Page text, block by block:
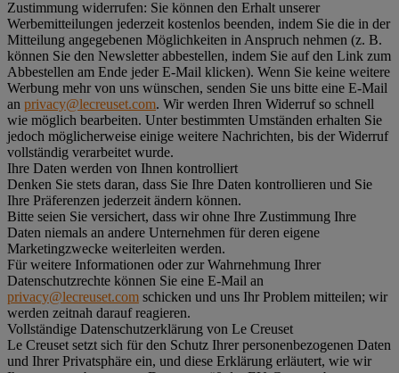
Zustimmung widerrufen: Sie können den Erhalt unserer
Werbemitteilungen jederzeit kostenlos beenden, indem Sie die in der
Mitteilung angegebenen Möglichkeiten in Anspruch nehmen (z. B.
können Sie den Newsletter abbestellen, indem Sie auf den Link zum
Abbestellen am Ende jeder E-Mail klicken). Wenn Sie keine weitere
Werbung mehr von uns wünschen, senden Sie uns bitte eine E-Mail
an privacy@lecreuset.com. Wir werden Ihren Widerruf so schnell
wie möglich bearbeiten. Unter bestimmten Umständen erhalten Sie
jedoch möglicherweise einige weitere Nachrichten, bis der Widerruf
vollständig verarbeitet wurde.
Ihre Daten werden von Ihnen kontrolliert
Denken Sie stets daran, dass Sie Ihre Daten kontrollieren und Sie
Ihre Präferenzen jederzeit ändern können.
Bitte seien Sie versichert, dass wir ohne Ihre Zustimmung Ihre
Daten niemals an andere Unternehmen für deren eigene
Marketingzwecke weiterleiten werden.
Für weitere Informationen oder zur Wahrnehmung Ihrer
Datenschutzrechte können Sie eine E-Mail an
privacy@lecreuset.com schicken und uns Ihr Problem mitteilen; wir
werden zeitnah darauf reagieren.
Vollständige Datenschutzerklärung von Le Creuset
Le Creuset setzt sich für den Schutz Ihrer personenbezogenen Daten
und Ihrer Privatsphäre ein, und diese Erklärung erläutert, wie wir